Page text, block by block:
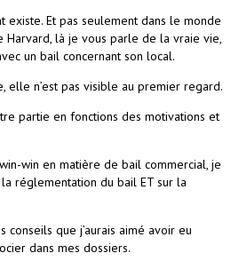
existe. Et pas seulement dans le monde
là je vous parle de la vraie vie,
un bail concernant son local.
elle n’est pas visible au premier regard.
partie en fonctions des motivations et
win en matière de bail commercial, je
réglementation du bail ET sur la
conseils que j’aurais aimé avoir eu
dans mes dossiers.